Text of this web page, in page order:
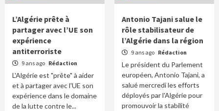
L’Algérie prête à
partager avec l’UE son
expérience
antiterroriste
9 ans ago Rédaction
L'Algérie est "prête" à aider
et à partager avec l'UE son
expérience dans le domaine
de la lutte contre le...
Antonio Tajani salue le
rôle stabilisateur de
l’Algérie dans la région
9 ans ago Rédaction
Le président du Parlement
européen, Antonio Tajani, a
salué mercredi les efforts
déployés par l'Algérie pour
promouvoir la stabilité